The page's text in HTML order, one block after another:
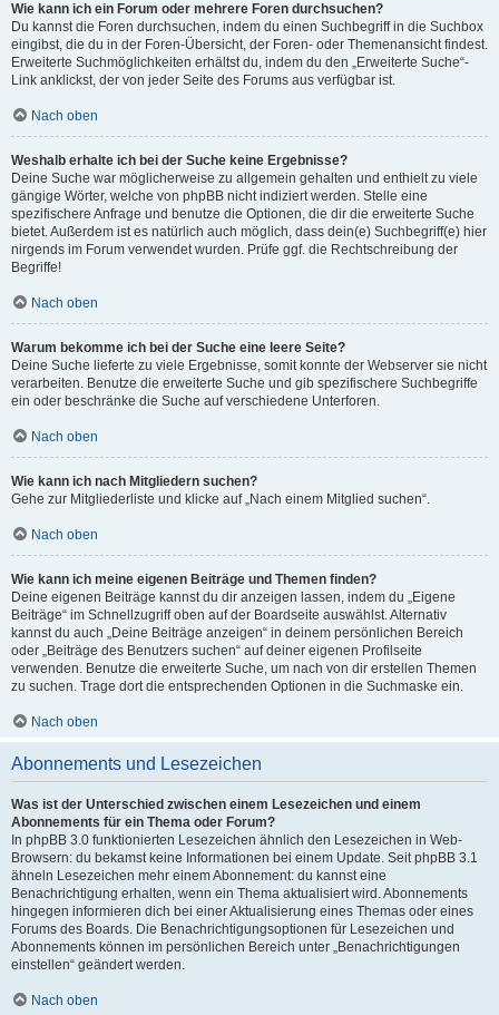
Wie kann ich ein Forum oder mehrere Foren durchsuchen?
Du kannst die Foren durchsuchen, indem du einen Suchbegriff in die Suchbox
eingibst, die du in der Foren-Übersicht, der Foren- oder Themenansicht findest.
Erweiterte Suchmöglichkeiten erhältst du, indem du den „Erweiterte Suche“-
Link anklickst, der von jeder Seite des Forums aus verfügbar ist.
Nach oben
Weshalb erhalte ich bei der Suche keine Ergebnisse?
Deine Suche war möglicherweise zu allgemein gehalten und enthielt zu viele
gängige Wörter, welche von phpBB nicht indiziert werden. Stelle eine
spezifischere Anfrage und benutze die Optionen, die dir die erweiterte Suche
bietet. Außerdem ist es natürlich auch möglich, dass dein(e) Suchbegriff(e) hier
nirgends im Forum verwendet wurden. Prüfe ggf. die Rechtschreibung der
Begriffe!
Nach oben
Warum bekomme ich bei der Suche eine leere Seite?
Deine Suche lieferte zu viele Ergebnisse, somit konnte der Webserver sie nicht
verarbeiten. Benutze die erweiterte Suche und gib spezifischere Suchbegriffe
ein oder beschränke die Suche auf verschiedene Unterforen.
Nach oben
Wie kann ich nach Mitgliedern suchen?
Gehe zur Mitgliederliste und klicke auf „Nach einem Mitglied suchen“.
Nach oben
Wie kann ich meine eigenen Beiträge und Themen finden?
Deine eigenen Beiträge kannst du dir anzeigen lassen, indem du „Eigene
Beiträge“ im Schnellzugriff oben auf der Boardseite auswählst. Alternativ
kannst du auch „Deine Beiträge anzeigen“ in deinem persönlichen Bereich
oder „Beiträge des Benutzers suchen“ auf deiner eigenen Profilseite
verwenden. Benutze die erweiterte Suche, um nach von dir erstellen Themen
zu suchen. Trage dort die entsprechenden Optionen in die Suchmaske ein.
Nach oben
Abonnements und Lesezeichen
Was ist der Unterschied zwischen einem Lesezeichen und einem
Abonnements für ein Thema oder Forum?
In phpBB 3.0 funktionierten Lesezeichen ähnlich den Lesezeichen in Web-
Browsern: du bekamst keine Informationen bei einem Update. Seit phpBB 3.1
ähneln Lesezeichen mehr einem Abonnement: du kannst eine
Benachrichtigung erhalten, wenn ein Thema aktualisiert wird. Abonnements
hingegen informieren dich bei einer Aktualisierung eines Themas oder eines
Forums des Boards. Die Benachrichtigungsoptionen für Lesezeichen und
Abonnements können im persönlichen Bereich unter „Benachrichtigungen
einstellen“ geändert werden.
Nach oben